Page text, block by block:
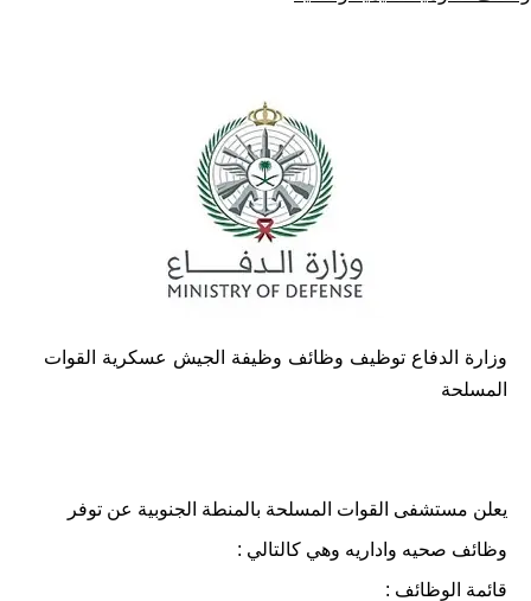
وزارة الدفاع توظيف وظائف وظيفة الجيش عسكرية القوات
المسلحة
يعلن مستشفى القوات المسلحة بالمنطة الجنوبية عن توفر
وظائف صحيه واداريه وهي كالتالي :
قائمة الوظائف :